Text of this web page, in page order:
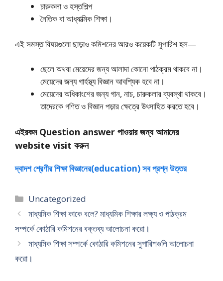
চারুকলা ও হস্তশিল্প
নৈতিক বা আধ্যাত্মিক শিক্ষা।
এই সমস্ত বিষয়গুলো ছাড়াও কমিশনের আরও কয়েকটি সুপারিশ হল—
ছেলে অথবা মেয়েদের জন্য আলাদা কোনাে পাঠক্রম থাকবে না।
মেয়েদের জন্য গার্হস্থ্য বিজ্ঞান আবশ্যিক হবে না।
মেয়েদের অধিকাংশের জন্য গান, নাচ, চারুকলার ব্যবস্থা থাকবে।
তাদেরকে গণিত ও বিজ্ঞান পড়ার ক্ষেত্রে উৎসাহিত করতে হবে।
এইরকম Question answer পাওয়ার জন্য আমাদের
website visit করুন
দ্বাদশ শ্রেণীর শিক্ষা বিজ্ঞানের(education) সব প্রশ্ন উত্তর
Categories
Uncategorized
মাধ্যমিক শিক্ষা কাকে বলে? মাধ্যমিক শিক্ষার লক্ষ্য ও পাঠক্রম
সম্পর্কে কোঠারি কমিশনের বক্তব্য আলােচনা করাে।
মাধ্যমিক শিক্ষা সম্পর্কে কোঠারি কমিশনের সুপারিশগুলি আলােচনা
করাে।